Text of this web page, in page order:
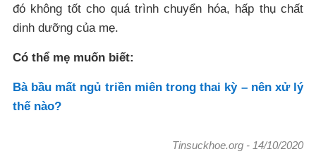
đó không tốt cho quá trình chuyển hóa, hấp thụ chất
dinh dưỡng của mẹ.
Có thể mẹ muốn biết:
Bà bầu mất ngủ triền miên trong thai kỳ – nên xử lý
thế nào?
Tinsuckhoe.org - 14/10/2020